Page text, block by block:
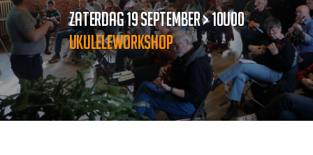
ZATERDAG 19 SEPTEMBER > 10U00
UKULELEWORKSHOP
ZATERDAG 19 SEPTEMBER > 10U00
UKULELEWORKSHOP